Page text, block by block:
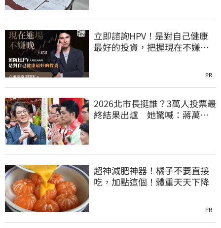
立即諮詢HPV！是對自己健康
最好的投資，把握現在不嫌
PR
2026北市長挺誰？3萬人投票最
終結果出爐 她驚喊：蔣萬安
超神減肥神器！橘子不要直接
吃，加點這個！體重天天下降
PR